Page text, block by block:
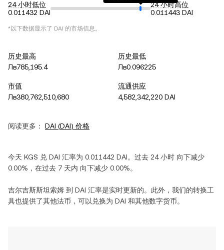
24 小时低位
0.011432 DAI
24 小时高位
0.011443 DAI
*以下数据显示了 DAI 的市场信息。
历史最高
Лв785,195.4
历史最低
Лв0.096225
市值
Лв380,762,510,680
流通供应
4,582,342,220 DAI
阅读更多： DAI (DAI) 价格
今天 KGS 兑 DAI 汇率为 0.011442 DAI。过去 24 小时 向下减少
0.00% ，在过去 7 天内 向下减少 0.00%。
吉尔吉斯斯坦索姆 到 DAI 汇率是实时更新的。此外，我们的转换工
具也提供了其他法币，可以兑换为 DAI 和其他数字货币。